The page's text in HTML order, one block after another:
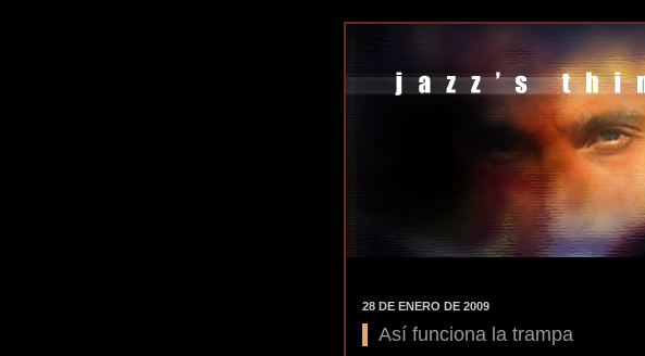
28 DE ENERO DE 2009
Así funciona la trampa